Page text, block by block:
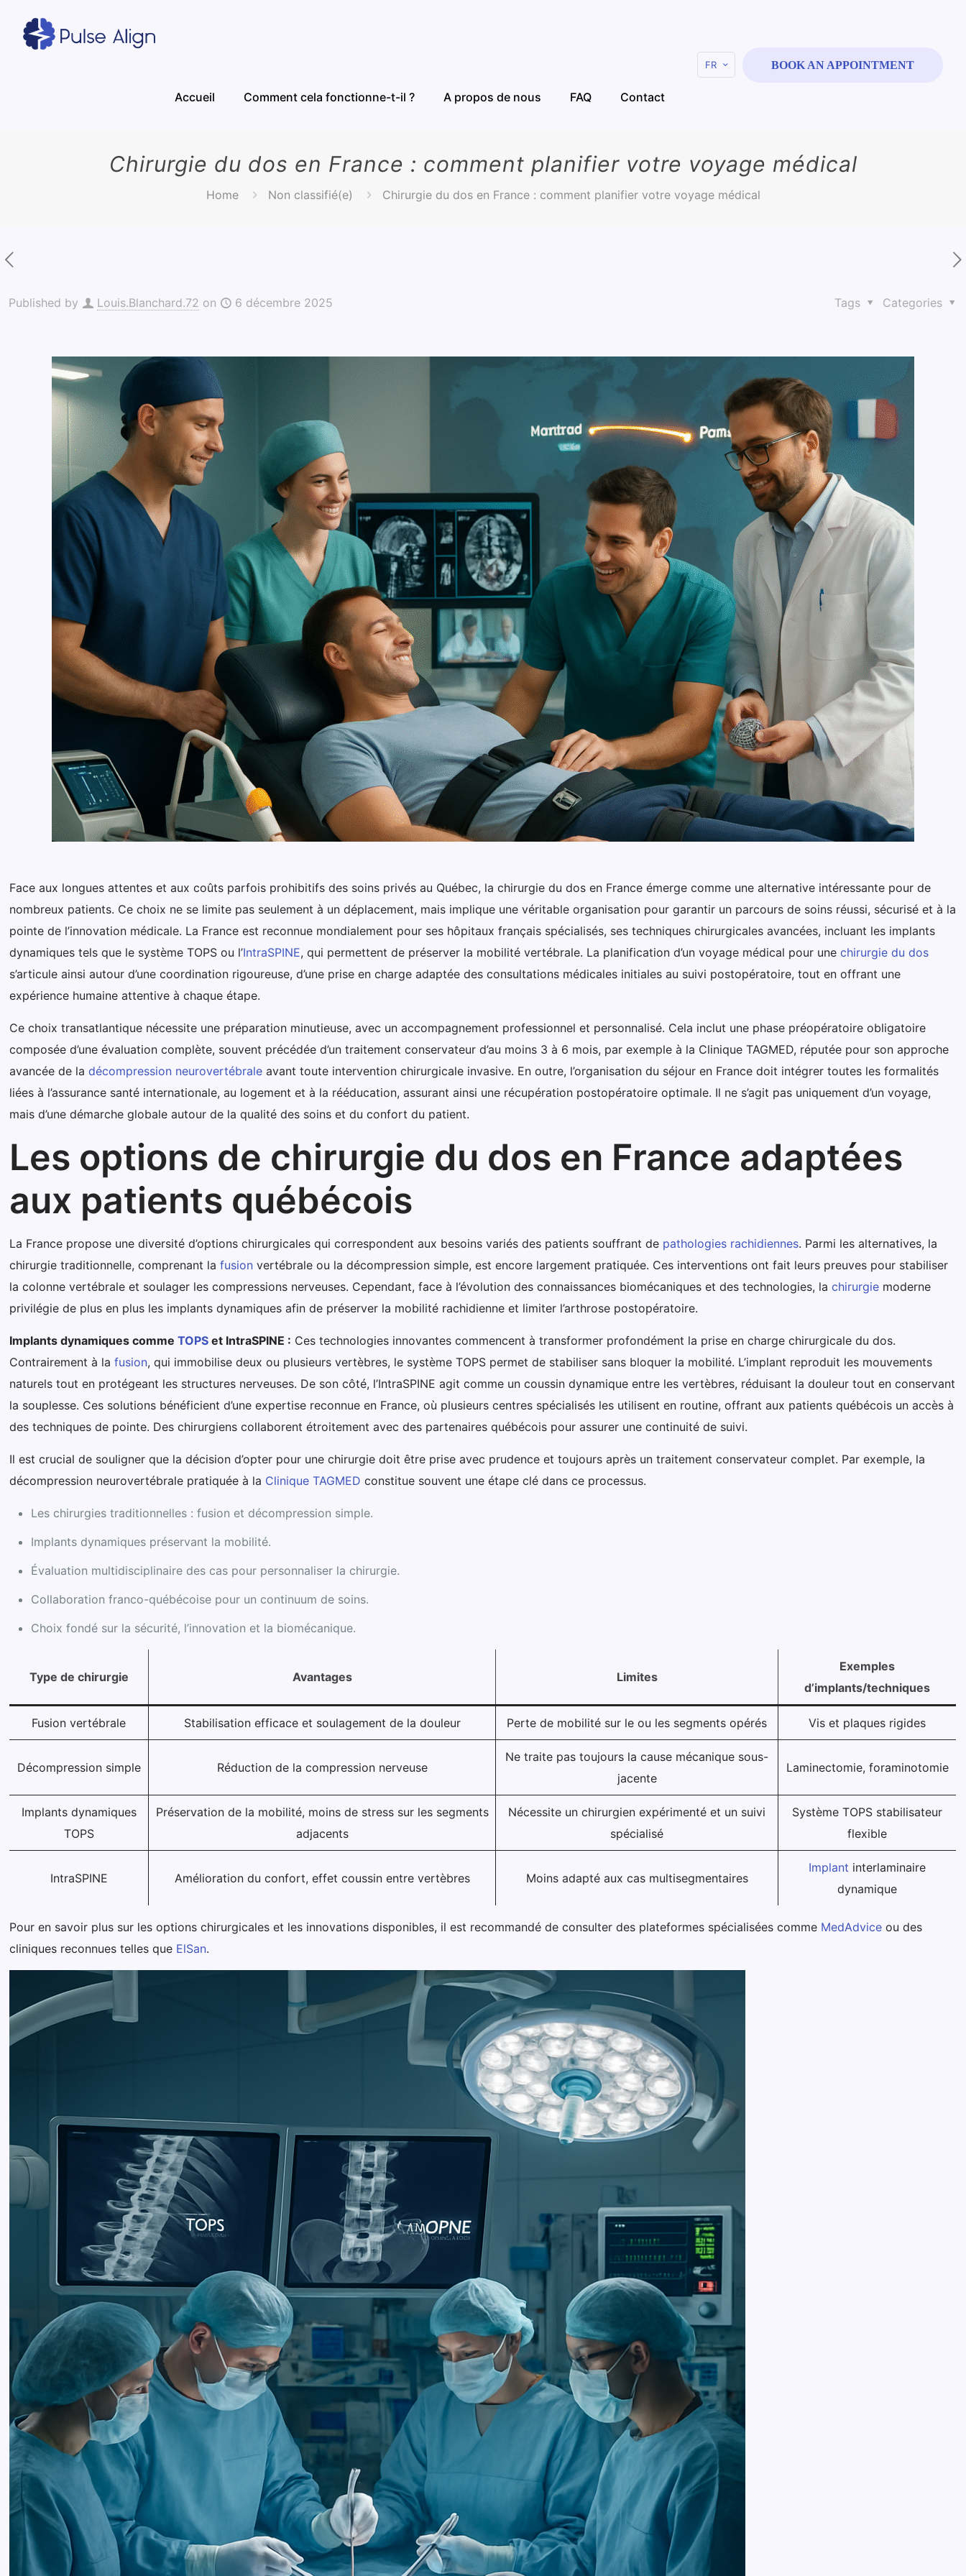
Accueil Comment cela fonctionne-t-il ? A propos de nous FAQ Contact
FR BOOK AN APPOINTMENT
Chirurgie du dos en France : comment planifier votre voyage médical
Home Non classifié(e) Chirurgie du dos en France : comment planifier votre voyage médical
Published by Louis.Blanchard.72 on 6 décembre 2025 Categories
Tags
Face aux longues attentes et aux coûts parfois prohibitifs des soins privés au Québec, la chirurgie du dos en France émerge comme une alternative intéressante pour de
nombreux patients. Ce choix ne se limite pas seulement à un déplacement, mais implique une véritable organisation pour garantir un parcours de soins réussi, sécurisé et à la
pointe de l’innovation médicale. La France est reconnue mondialement pour ses hôpitaux français spécialisés, ses techniques chirurgicales avancées, incluant les implants
dynamiques tels que le système TOPS ou l’IntraSPINE, qui permettent de préserver la mobilité vertébrale. La planification d’un voyage médical pour unechirurgie du dos
s’articule ainsi autour d’une coordination rigoureuse, d’une prise en charge adaptée des consultations médicales initiales au suivi postopératoire, tout en offrant une
expérience humaine attentive à chaque étape.
Ce choix transatlantique nécessite une préparation minutieuse, avec un accompagnement professionnel et personnalisé. Cela inclut une phase préopératoire obligatoire
composée d’une évaluation complète, souvent précédée d’un traitement conservateur d’au moins 3 à 6 mois, par exemple à la Clinique TAGMED, réputée pour son approche
avancée de ladécompression neurovertébrale avant toute intervention chirurgicale invasive. En outre, l’organisation du séjour en France doit intégrer toutes les formalités
liées à l’assurance santé internationale, au logement et à la rééducation, assurant ainsi une récupération postopératoire optimale. Il ne s’agit pas uniquement d’un voyage,
mais d’une démarche globale autour de la qualité des soins et du confort du patient.
Les options de chirurgie du dos en France adaptées
aux patients québécois
La France propose une diversité d’options chirurgicales qui correspondent aux besoins variés des patients souffrant de pathologies rachidiennes. Parmi les alternatives, la
chirurgie traditionnelle, comprenant lafusion vertébrale ou la décompression simple, est encore largement pratiquée. Ces interventions ont fait leurs preuves pour stabiliser
la colonne vertébrale et soulager les compressions nerveuses. Cependant, face à l’évolution des connaissances biomécaniques et des technologies, lachirurgie moderne
privilégie de plus en plus les implants dynamiques afin de préserver la mobilité rachidienne et limiter l’arthrose postopératoire.
Implants dynamiques commeTOPS et IntraSPINE : Ces technologies innovantes commencent à transformer profondément la prise en charge chirurgicale du dos.
Contrairement à lafusion, qui immobilise deux ou plusieurs vertèbres, le système TOPS permet de stabiliser sans bloquer la mobilité. L’implant reproduit les mouvements
naturels tout en protégeant les structures nerveuses. De son côté, l’IntraSPINE agit comme un coussin dynamique entre les vertèbres, réduisant la douleur tout en conservant
la souplesse. Ces solutions bénéficient d’une expertise reconnue en France, où plusieurs centres spécialisés les utilisent en routine, offrant aux patients québécois un accès à
des techniques de pointe. Des chirurgiens collaborent étroitement avec des partenaires québécois pour assurer une continuité de suivi.
Il est crucial de souligner que la décision d’opter pour une chirurgie doit être prise avec prudence et toujours après un traitement conservateur complet. Par exemple, la
décompression neurovertébrale pratiquée à la Clinique TAGMED constitue souvent une étape clé dans ce processus.
Les chirurgies traditionnelles : fusion et décompression simple.
Implants dynamiques préservant la mobilité.
Évaluation multidisciplinaire des cas pour personnaliser la chirurgie.
Collaboration franco-québécoise pour un continuum de soins.
Choix fondé sur la sécurité, l’innovation et la biomécanique.
Type de chirurgie Avantages Limites
Exemples
d’implants/techniques
Fusion vertébrale Stabilisation efficace et soulagement de la douleur Perte de mobilité sur le ou les segments opérés Vis et plaques rigides
Décompression simple Réduction de la compression nerveuse
Ne traite pas toujours la cause mécanique sous-
jacente
Laminectomie, foraminotomie
Implants dynamiques
TOPS
Préservation de la mobilité, moins de stress sur les segments
adjacents
Nécessite un chirurgien expérimenté et un suivi
spécialisé
Système TOPS stabilisateur
flexible
IntraSPINE Amélioration du confort, effet coussin entre vertèbres Moins adapté aux cas multisegmentaires
Implant interlaminaire
dynamique
Pour en savoir plus sur les options chirurgicales et les innovations disponibles, il est recommandé de consulter des plateformes spécialisées comme MedAdvice ou des
cliniques reconnues telles que ElSan.